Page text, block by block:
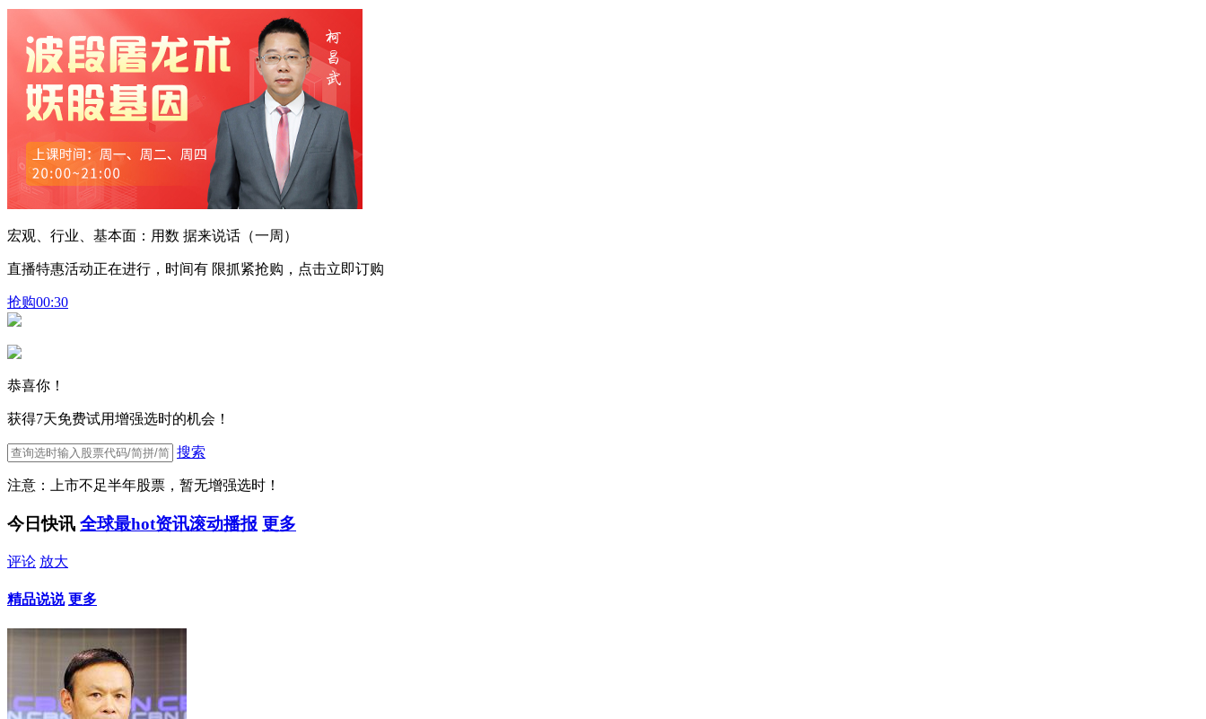
宏观、行业、基本面：用数 据来说话（一周）
直播特惠活动正在进行，时间有 限抓紧抢购，点击立即订购
抢购00:30
恭喜你！
获得7天免费试用增强选时的机会！
搜索
注意：上市不足半年股票，暂无增强选时！
今日快讯 全球最hot资讯滚动播报 更多
评论 放大
精品说说 更多